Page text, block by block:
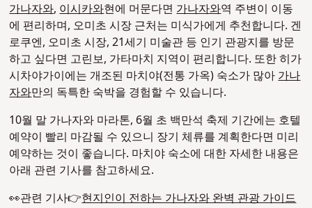
가나자와,이시카와현에 머문다면가나자와역 주변이 이동
에 편리하며, 오미초 시장 근처는 미식가에게 추천합니다. 겐
로쿠엔, 오미초 시장, 21세기 미술관 등 인기 관광지를 방문
하고 싶다면 고린보, 가타마치 지역이 편리합니다. 또한 히가
시차야가이에는 개조된 마치야(전통 가옥) 숙소가 많아가나
자와만의 독특한 숙박을 경험할 수 있습니다.
10월 말 가나자와 마라톤, 6월 초 백만석 축제 기간에는 호텔
예약이 빨리 마감될 수 있으니 장기 체류를 계획한다면 미리
예약하는 것이 좋습니다. 마치야 숙소에 대한 자세한 내용은
아래 관련 기사를 참고하세요.
👀관련 기사👉현지인이 전하는 가나자와 완벽 관광 가이드